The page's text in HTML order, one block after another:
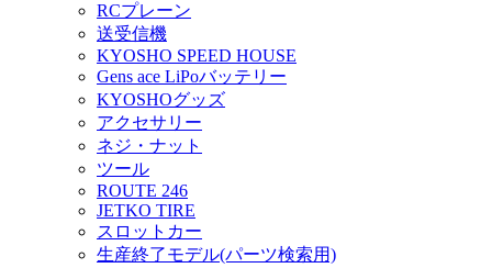
RCプレーン
送受信機
KYOSHO SPEED HOUSE
Gens ace LiPoバッテリー
KYOSHOグッズ
アクセサリー
ネジ・ナット
ツール
ROUTE 246
JETKO TIRE
スロットカー
生産終了モデル(パーツ検索用)